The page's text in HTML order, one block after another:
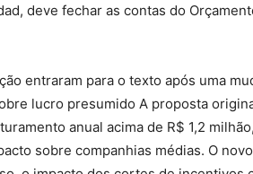
deve fechar as contas do
entraram para o texto após uma
lucro presumido A proposta
anual acima de R$ 1,2
sobre companhias médias. O